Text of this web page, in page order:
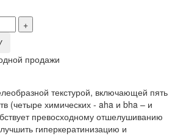
+
продажи
текстурой, включающей пять
(четыре химических - aha и bha – и
превосходному отшелушиванию
гиперкератинизацию и